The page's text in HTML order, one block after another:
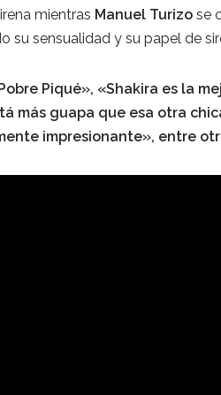
mientras Manuel Turizo se
su sensualidad y su papel de
Piqué», «Shakira es la
más guapa que esa otra
impresionante», entre